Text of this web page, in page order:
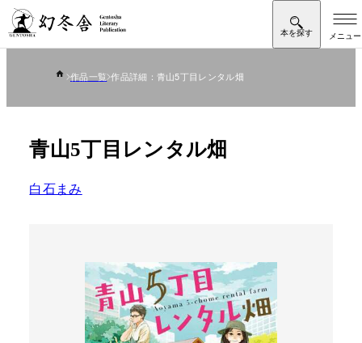
作品一覧 作品詳細：青山5丁目レンタル畑
青山5丁目レンタル畑
白石まみ